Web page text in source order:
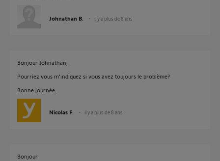
Johnathan B. il y a plus de 8 ans
Bonjour Johnathan,
Pourriez vous m'indiquez si vous avez toujours le problème?
Bonne journée.
Nicolas F. il y a plus de 8 ans
Bonjour